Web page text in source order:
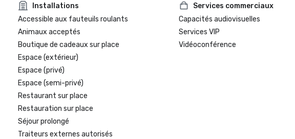
Installations
Accessible aux fauteuils roulants
Animaux acceptés
Boutique de cadeaux sur place
Espace (extérieur)
Espace (privé)
Espace (semi-privé)
Restaurant sur place
Restauration sur place
Séjour prolongé
Traiteurs externes autorisés
Services commerciaux
Capacités audiovisuelles
Services VIP
Vidéoconférence